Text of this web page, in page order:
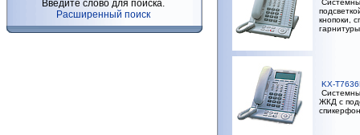
Введите слово для поиска.
Расширенный поиск
кнопоки,
гарнитуры
KX-
ЖКД с